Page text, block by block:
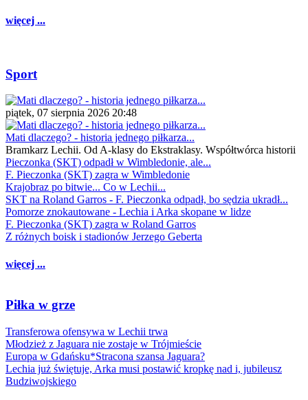
więcej ...
Sport
piątek, 07 sierpnia 2026 20:48
Mati dlaczego? - historia jednego piłkarza...
Bramkarz Lechii. Od A-klasy do Ekstraklasy. Współtwórca historii
Pieczonka (SKT) odpadł w Wimbledonie, ale...
F. Pieczonka (SKT) zagra w Wimbledonie
Krajobraz po bitwie... Co w Lechii...
SKT na Roland Garros - F. Pieczonka odpadł, bo sędzia ukradł...
Pomorze znokautowane - Lechia i Arka skopane w lidze
F. Pieczonka (SKT) zagra w Roland Garros
Z różnych boisk i stadionów Jerzego Geberta
więcej ...
Piłka w grze
Transferowa ofensywa w Lechii trwa
Młodzież z Jaguara nie zostaje w Trójmieście
Europa w Gdańsku*Stracona szansa Jaguara?
Lechia już świętuje, Arka musi postawić kropkę nad i, jubileusz
Budziwojskiego